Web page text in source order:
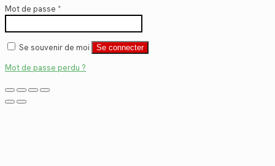
Mot de passe *
Se souvenir de moi Se connecter
Mot de passe perdu ?